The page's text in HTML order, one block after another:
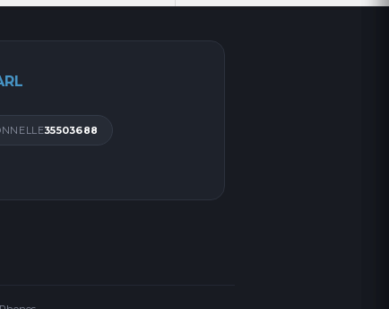
35503688